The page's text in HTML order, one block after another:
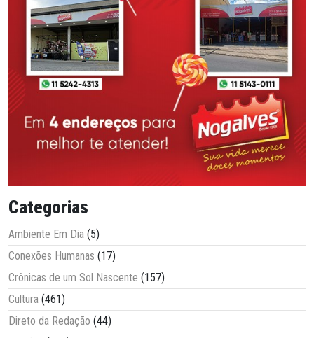
Categorias
Ambiente Em Dia (5)
Conexões Humanas (17)
Crônicas de um Sol Nascente (157)
Cultura (461)
Direto da Redação (44)